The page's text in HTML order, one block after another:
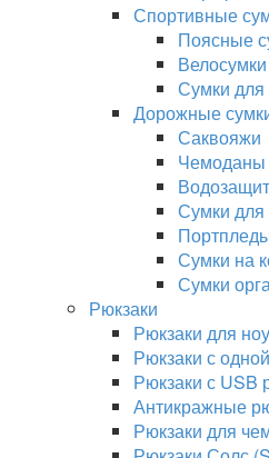
Спортивные
Поясные
Велосумки
Сумки для
Дорожные
Саквояжи
Чемоданы
Сумки
Сумки на
Сумки
Рюкзаки
Рюкзаки для
Рюкзаки с
Рюкзаки с USB
Антикражные
Рюкзаки для